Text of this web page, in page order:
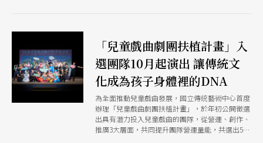
「兒童戲曲劇團扶植計畫」入
選團隊10月起演出 讓傳統文
化成為孩子身體裡的DNA
為全面推動兒童戲曲發展，國立傳統藝術中心首度
辦理「兒童戲曲劇團扶植計畫」，於年初公開徵選
出具有潛力投入兒童戲曲的團隊，從營運、創作、
推廣3大層面，共同提升團隊營運量能，共選出5個